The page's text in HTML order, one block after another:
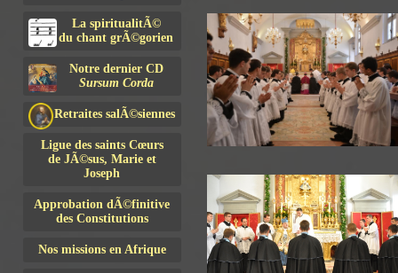
La spiritualitÃ©
du chant grÃ©gorien
Notre dernier CD
Sursum Corda
Retraites salÃ©siennes
Ligue des saints Cœurs
de JÃ©sus, Marie et
Joseph
Approbation dÃ©finitive
des Constitutions
Nos missions en Afrique